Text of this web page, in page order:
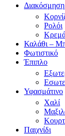
Ρολόι
Καλάθι –
Φωτιστικό
Έπιπλο
Υφασμάτινο
Χαλί
Παιχνίδι